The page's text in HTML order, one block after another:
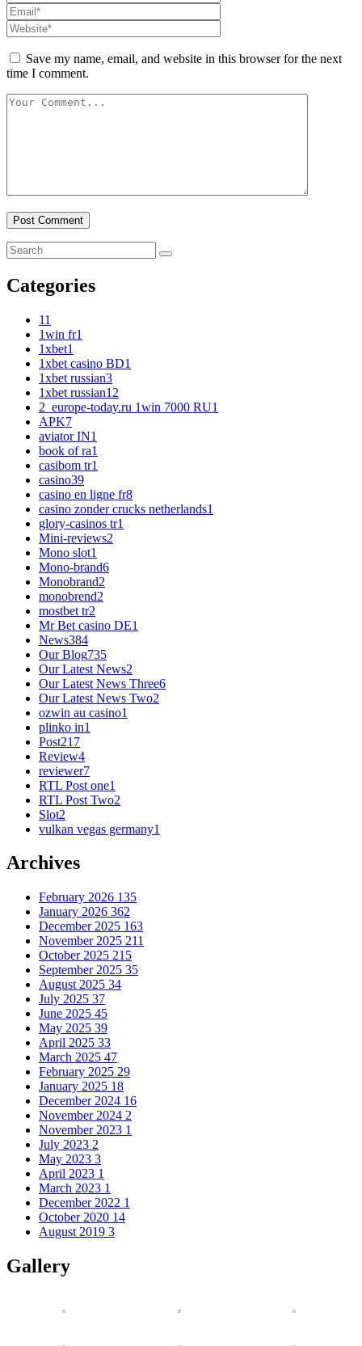
Save my name, email, and website in this browser for the next
time I comment.
Categories
11
1win fr1
1xbet1
1xbet casino BD1
1xbet russian3
1xbet russian1 2
2_europe-today.ru 1win 7000 RU1
APK7
aviator IN1
book of ra1
casibom tr1
casino39
casino en ligne fr8
casino zonder crucks netherlands1
glory-casinos tr1
Mini-reviews2
Mono slot1
Mono-brand6
Monobrand2
monobrend2
mostbet tr2
Mr Bet casino DE1
News384
Our Blog735
Our Latest News2
Our Latest News Three6
Our Latest News Two2
ozwin au casino1
plinko in1
Post217
Review4
reviewer7
RTL Post one1
RTL Post Two2
Slot2
vulkan vegas germany1
Archives
February 2026 135
January 2026 362
December 2025 163
November 2025 211
October 2025 215
September 2025 35
August 2025 34
July 2025 37
June 2025 45
May 2025 39
April 2025 33
March 2025 47
February 2025 29
January 2025 18
December 2024 16
November 2024 2
November 2023 1
July 2023 2
May 2023 3
April 2023 1
March 2023 1
December 2022 1
October 2020 14
August 2019 3
Gallery